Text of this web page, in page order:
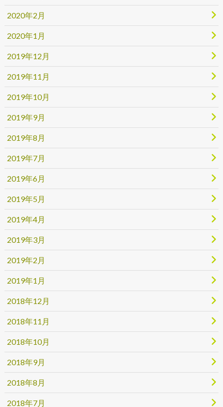
2020年2月
2020年1月
2019年12月
2019年11月
2019年10月
2019年9月
2019年8月
2019年7月
2019年6月
2019年5月
2019年4月
2019年3月
2019年2月
2019年1月
2018年12月
2018年11月
2018年10月
2018年9月
2018年8月
2018年7月